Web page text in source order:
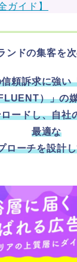
ガイド】
ンドの集客を次
頼訴求に強い
）」の
ードし、自社
最適な
ローチを設計